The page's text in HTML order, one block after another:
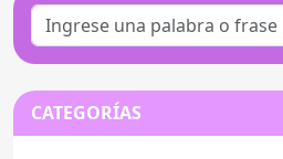
CATEGORÍAS